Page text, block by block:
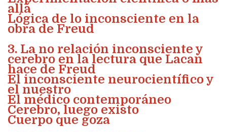
allá
Lógica de lo inconsciente en la
obra de Freud
3. La no relación inconsciente y
cerebro en la lectura que Lacan
hace de Freud
El inconsciente neurocientífico y
el nuestro
El médico contemporáneo
Cerebro, luego existo
Cuerpo que goza